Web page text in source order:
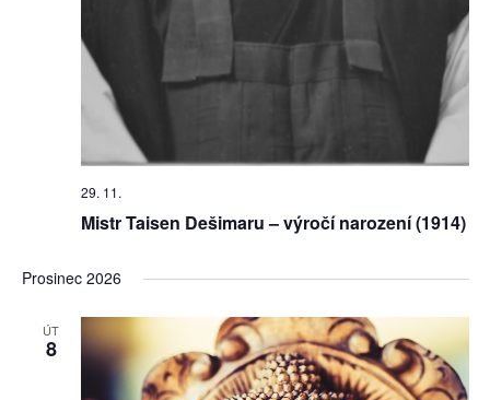
Mistr Taisen Dešimaru – výročí narození (1914)
29. 11.
Prosinec 2026
ÚT
8